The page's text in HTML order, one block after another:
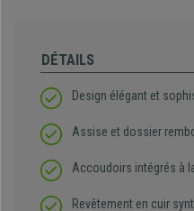
DÉTAILS
Design élégant et
Assise et dossier
Accoudoirs intégrés à
Revêtement en cuir